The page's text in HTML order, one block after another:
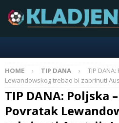
HOME TIP DANA
TIP
Lewandowskog trebao bi zabrinuti
TIP DANA: Poljska
Povratak